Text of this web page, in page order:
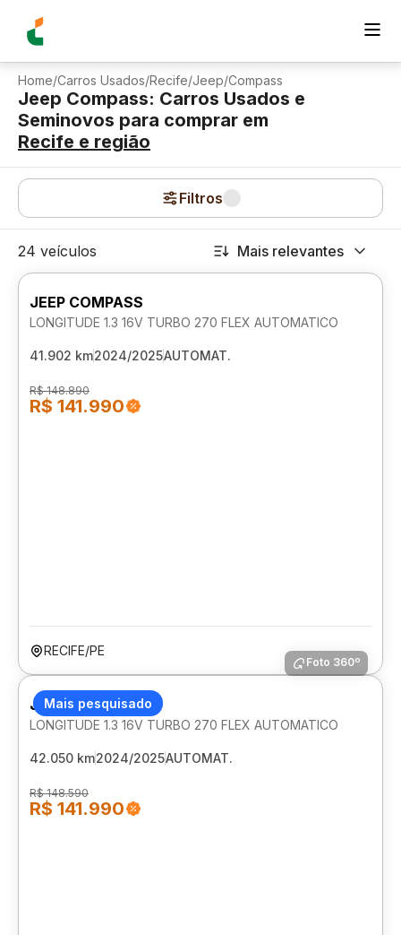
Home/Carros Usados/Recife/Jeep/Compass
Jeep Compass: Carros Usados e
Seminovos para comprar em
Recife e região
Filtros
24 veículos Mais relevantes
JEEP COMPASS
LONGITUDE 1.3 16V TURBO 270 FLEX AUTOMATICO
41.902 km2024/2025AUTOMAT.
R$ 148.890
R$ 141.990
RECIFE/PE
Mais pesquisado
Foto 360º
JEEP COMPASS
LONGITUDE 1.3 16V TURBO 270 FLEX AUTOMATICO
42.050 km2024/2025AUTOMAT.
R$ 148.590
R$ 141.990